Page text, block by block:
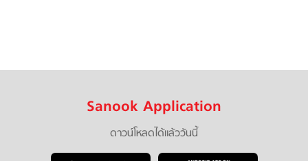
Sanook Application
ดาวน์โหลดได้แล้ววันนี้